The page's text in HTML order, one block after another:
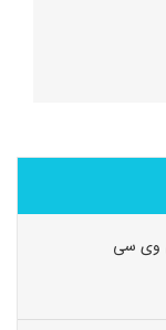
وی سی